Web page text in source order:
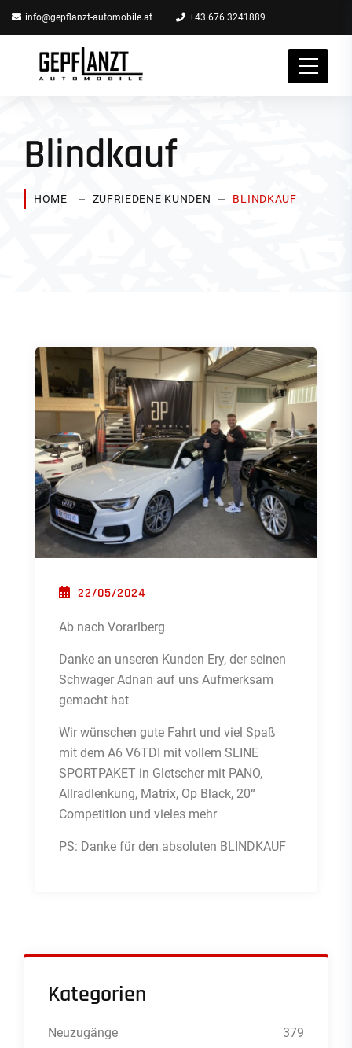
info@gepflanzt-automobile.at +43 676 3241889
Blindkauf
HOME ZUFRIEDENE KUNDEN BLINDKAUF
POSTED ON
22/05/2024
Ab nach Vorarlberg
Danke an unseren Kunden Ery, der seinen
Schwager Adnan auf uns Aufmerksam
gemacht hat
Wir wünschen gute Fahrt und viel Spaß
mit dem A6 V6TDI mit vollem SLINE
SPORTPAKET in Gletscher mit PANO,
Allradlenkung, Matrix, Op Black, 20“
Competition und vieles mehr
PS: Danke für den absoluten BLINDKAUF
Kategorien
Neuzugänge 379